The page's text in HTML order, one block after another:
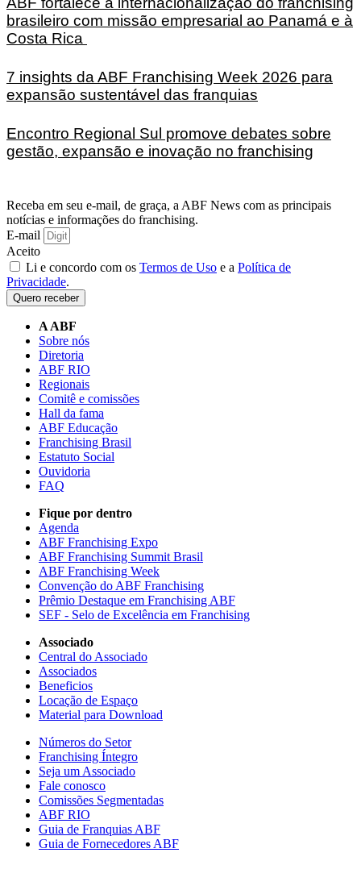
brasileiro com missão empresarial ao Panamá e à
Costa Rica
7 insights da ABF Franchising Week 2026 para
expansão sustentável das franquias
Encontro Regional Sul promove debates sobre
gestão, expansão e inovação no franchising
Receba em seu e-mail, de graça, a ABF News com as principais
notícias e informações do franchising.
E-mail
Aceito
Li e concordo com os Termos de Uso e a Política de
Privacidade.
Quero receber
A ABF
Sobre nós
Diretoria
ABF RIO
Regionais
Comitê e comissões
Hall da fama
ABF Educação
Franchising Brasil
Estatuto Social
Ouvidoria
FAQ
Fique por dentro
Agenda
ABF Franchising Expo
ABF Franchising Summit Brasil
ABF Franchising Week
Convenção do ABF Franchising
Prêmio Destaque em Franchising ABF
SEF - Selo de Excelência em Franchising
Associado
Central do Associado
Associados
Beneficios
Locação de Espaço
Material para Download
Números do Setor
Franchising Íntegro
Seja um Associado
Fale conosco
Comissões Segmentadas
ABF RIO
Guia de Franquias ABF
Guia de Fornecedores ABF